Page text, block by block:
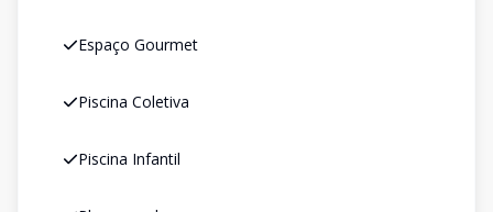
Espaço Gourmet
Piscina Coletiva
Piscina Infantil